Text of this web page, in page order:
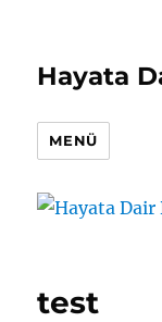
Hayata
MENÜ
test